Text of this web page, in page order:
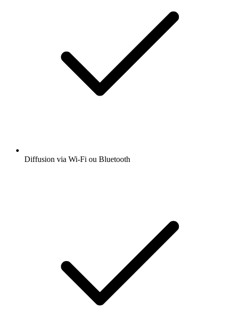
Diffusion via Wi-Fi ou Bluetooth